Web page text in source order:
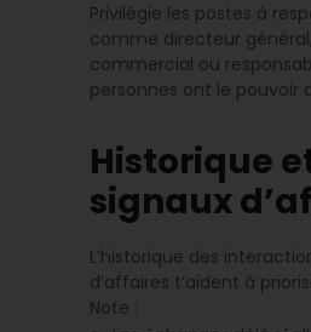
Privilégie les postes à
comme directeur
commercial ou
personnes ont le pouvoir
Historique
signaux
L’historique des
d’affaires t’aident à
Note :